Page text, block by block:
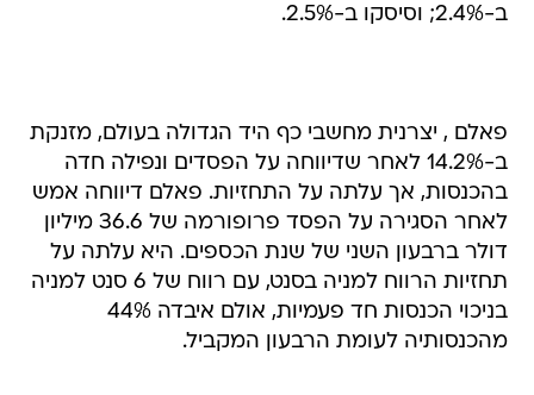
ב-2.4%; וסיסקו ב-2.5%.
פאלם , יצרנית מחשבי כף היד הגדולה בעולם, מזנקת
ב-14.2% לאחר שדיווחה על הפסדים ונפילה חדה
בהכנסות, אך עלתה על התחזיות. פאלם דיווחה אמש
לאחר הסגירה על הפסד פרופורמה של 36.6 מיליון
דולר ברבעון השני של שנת הכספים. היא עלתה על
תחזיות הרווח למניה בסנט, עם רווח של 6 סנט למניה
בניכוי הכנסות חד פעמיות, אולם איבדה 44%
מהכנסותיה לעומת הרבעון המקביל.